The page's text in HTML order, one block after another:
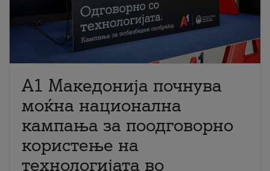
A1 Македонија почнува
моќна национална
кампања за поодговорно
користење на
технологијата во